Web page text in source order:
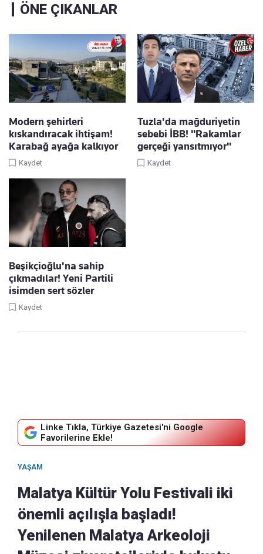
ÖNE ÇIKANLAR
Modern şehirleri
kıskandıracak ihtişam!
Karabağ ayağa kalkıyor
Kaydet
Tuzla'da mağduriyetin
sebebi İBB! "Rakamlar
gerçeği yansıtmıyor"
Kaydet
Beşikçioğlu'na sahip
çıkmadılar! Yeni Partili
isimden sert sözler
Kaydet
Linke Tıkla, Türkiye Gazetesi'ni Google
Favorilerine Ekle!
YAŞAM
Malatya Kültür Yolu Festivali iki
önemli açılışla başladı!
Yenilenen Malatya Arkeoloji